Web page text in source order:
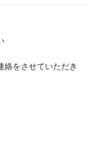
絡をさせていただき